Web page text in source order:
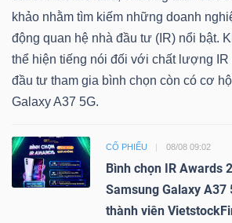
khảo nhằm tìm kiếm những doanh
động quan hệ nhà đầu tư (IR) nổi bật.
thể hiện tiếng nói đối với chất lượng
đầu tư tham gia bình chọn còn có cơ
Galaxy A37 5G.
CỔ PHIẾU 08/08 09:02
Bình chọn IR Awards
Samsung Galaxy A37
thành viên